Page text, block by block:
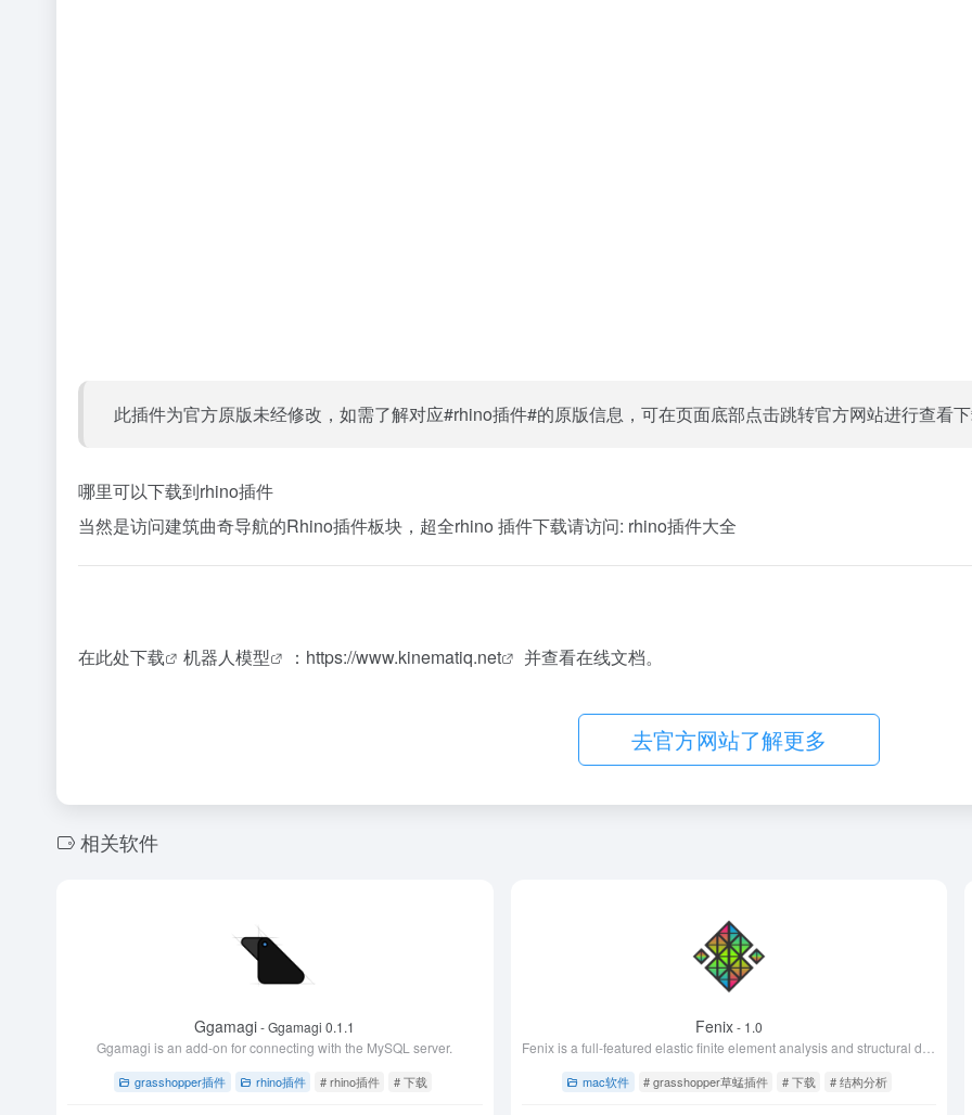
此插件为官方原版未经修改，如需了解对应#rhino插件#的原版信息，可在页面底部点击跳转官方网站进行查看
哪里可以下载到rhino插件
当然是访问建筑曲奇导航的Rhino插件板块，超全rhino 插件下载请访问: rhino插件大全
在此处下载 机器人模型 ： https://www.kinematiq.net 并查看在线文档。
去官方网站了解更多
相关软件
Ggamagi- Ggamagi 0.1.1
Ggamagi is an add-on for connecting with the MySQL server.
grasshopper插件 rhino插件 # rhino插件 # 下载
Fenix- 1.0
mac软件 # grasshopper草蜢插件 # 下载 # 结构分析